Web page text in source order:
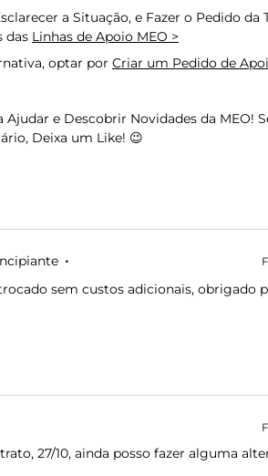
a Situação, e Fazer o Pedido
das Linhas de Apoio MEO >
optar por Criar um Pedido de
e Descobrir Novidades da MEO!
Deixa um Like! 😉
sem custos adicionais, obrigado
27/10, ainda posso fazer alguma